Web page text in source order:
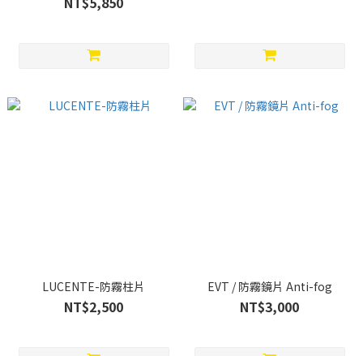
LUCENTE-防霧柱片
NT$2,500
EVT / 防霧鏡片 Anti-fog
NT$3,000